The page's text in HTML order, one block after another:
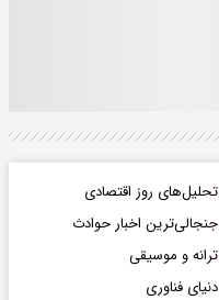
تحلیل‌های روز اقتصادی
جنجالی‌ترین اخبار حوادث
ترانه و موسیقی
دنیای فناوری